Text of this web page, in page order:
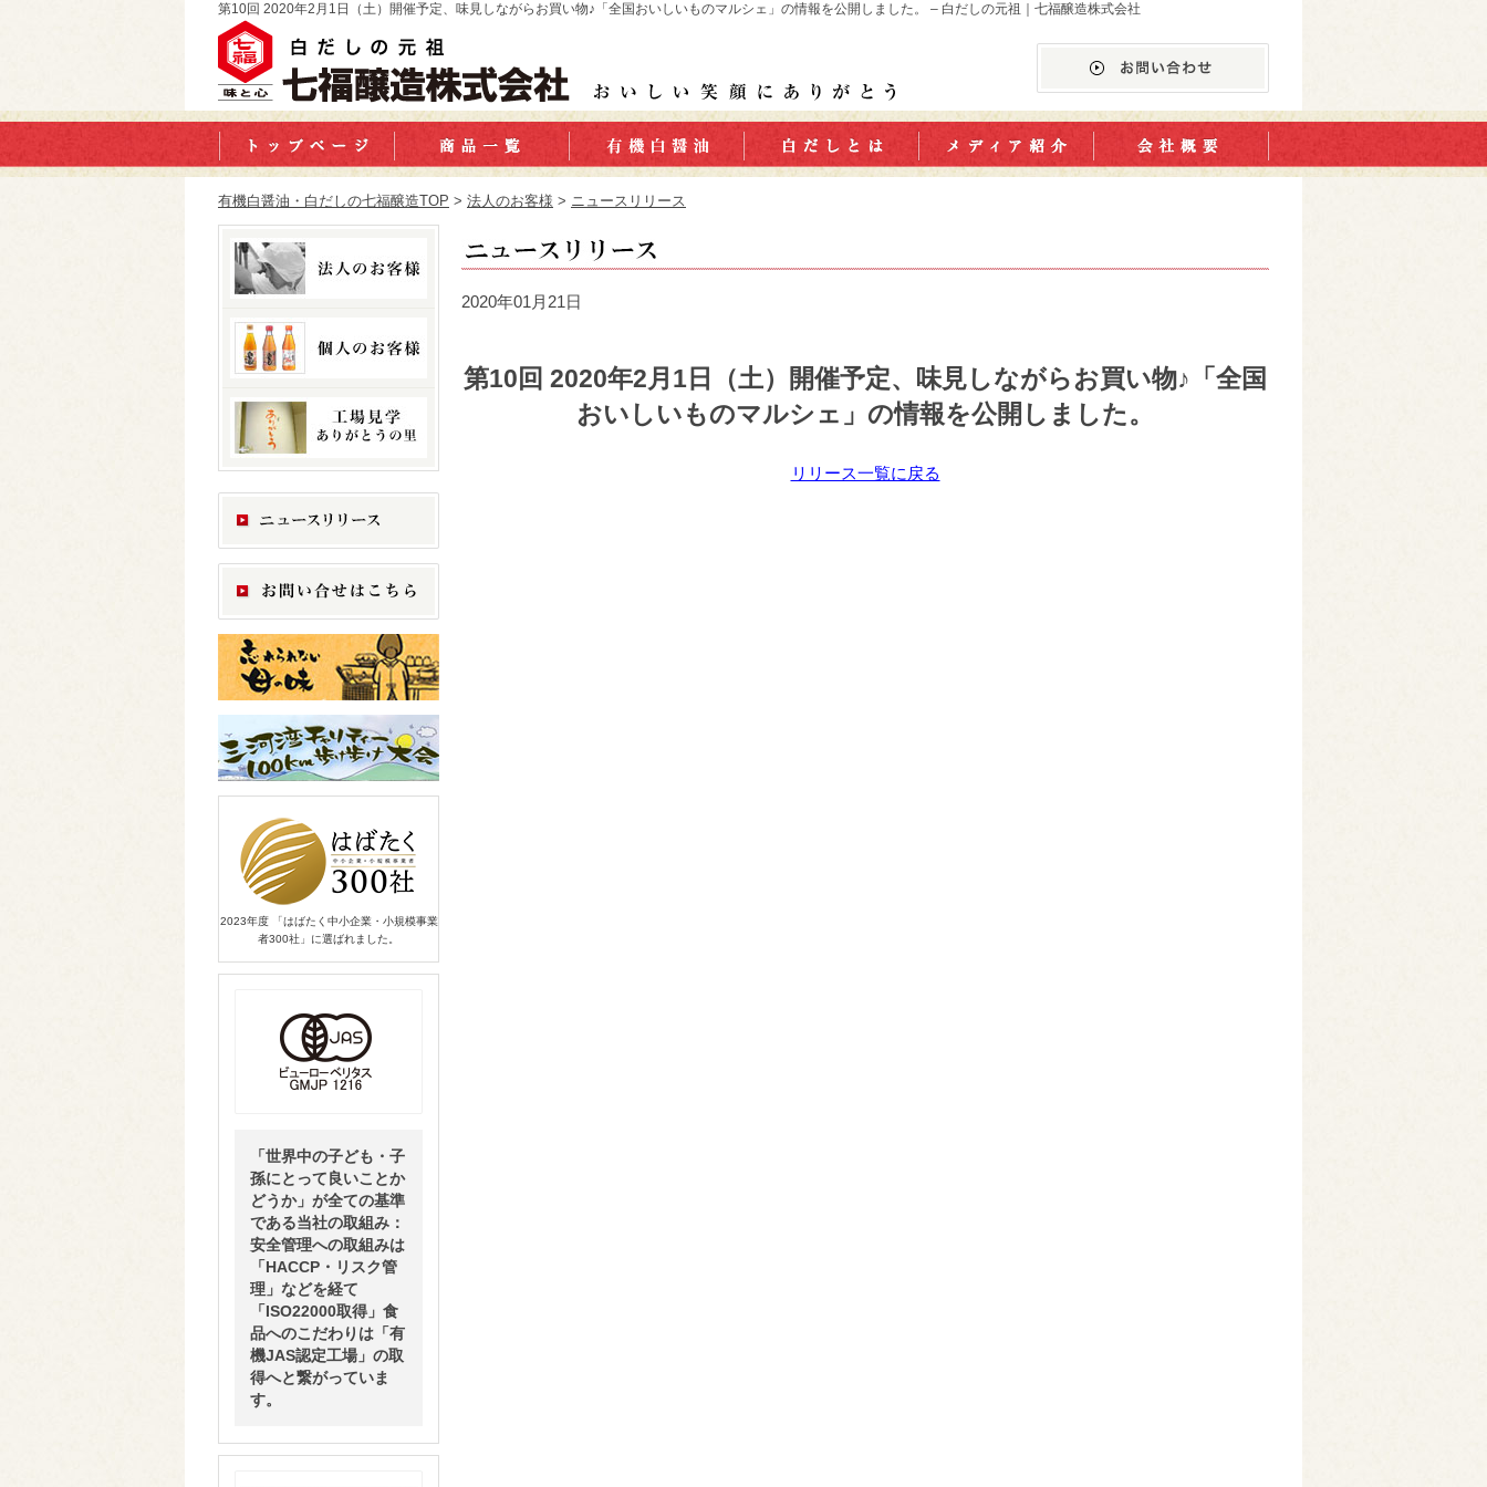
第10回 2020年2月1日（土）開催予定、味見しながらお買い物♪「全国おいしいものマルシェ」の情報を公開しました。 – 白だしの元祖｜七福醸造株式会社
有機白醤油・白だしの七福醸造TOP > 法人のお客様 > ニュースリリース
2020年01月21日
第10回 2020年2月1日（土）開催予定、味見しながらお買い物♪「全国
おいしいものマルシェ」の情報を公開しました。
リリース一覧に戻る
2023年度 「はばたく中小企業・小規模事業
者300社」に選ばれました。
「世界中の子ども・子
孫にとって良いことか
どうか」が全ての基準
である当社の取組み：
安全管理への取組みは
「HACCP・リスク管
理」などを経て
「ISO22000取得」食
品へのこだわりは「有
機JAS認定工場」の取
得へと繋がっていま
す。